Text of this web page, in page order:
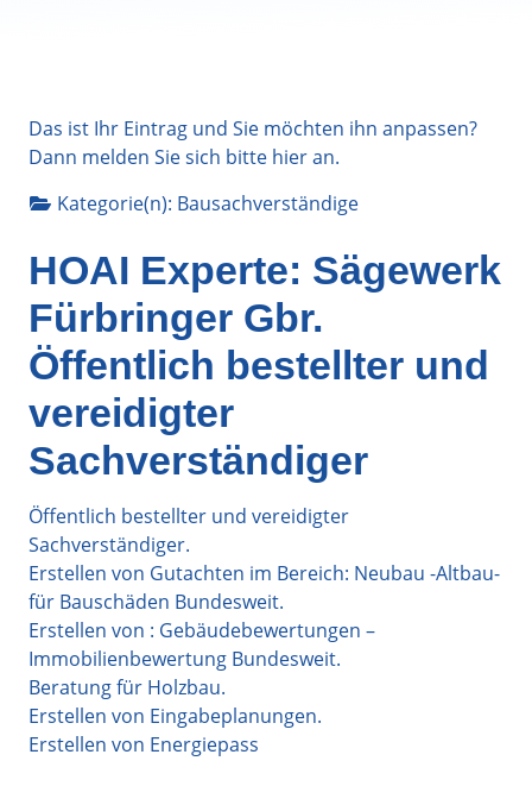
Das ist Ihr Eintrag und Sie möchten ihn anpassen?
Dann melden Sie sich bitte hieran.
Kategorie(n): Bausachverständige
HOAI Experte: Sägewerk
Fürbringer Gbr.
Öffentlich bestellter und
vereidigter
Sachverständiger
Öffentlich bestellter und vereidigter
Sachverständiger.
Erstellen von Gutachten im Bereich: Neubau -Altbau-
für Bauschäden Bundesweit.
Erstellen von : Gebäudebewertungen –
Immobilienbewertung Bundesweit.
Beratung für Holzbau.
Erstellen von Eingabeplanungen.
Erstellen von Energiepass